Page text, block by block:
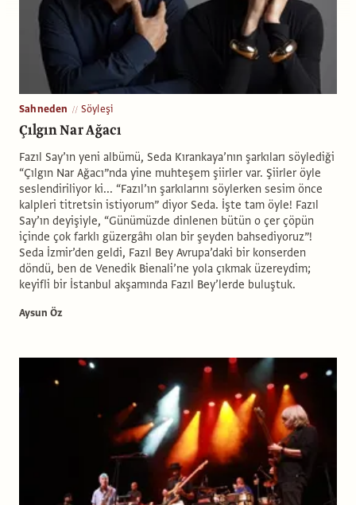
Sahneden Söyleşi
Çılgın Nar Ağacı
Fazıl Say’ın yeni albümü, Seda Kırankaya’nın şarkıları söylediği
“Çılgın Nar Ağacı”nda yine muhteşem şiirler var. Şiirler öyle
seslendiriliyor ki... “Fazıl’ın şarkılarını söylerken sesim önce
kalpleri titretsin istiyorum” diyor Seda. İşte tam öyle! Fazıl
Say’ın deyişiyle, “Günümüzde dinlenen bütün o çer çöpün
içinde çok farklı güzergâhı olan bir şeyden bahsediyoruz”!
Seda İzmir’den geldi, Fazıl Bey Avrupa’daki bir konserden
döndü, ben de Venedik Bienali’ne yola çıkmak üzereydim;
keyifli bir İstanbul akşamında Fazıl Bey’lerde buluştuk.
Aysun Öz